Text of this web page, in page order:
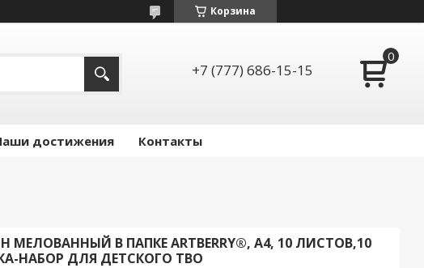
Корзина
+7 (777) 686-15-15
достижения Контакты
МЕЛОВАННЫЙ В ПАПКЕ ARTBERRY®, А4, 10 ЛИСТОВ,10
НАБОР ДЛЯ ДЕТСКОГО ТВО